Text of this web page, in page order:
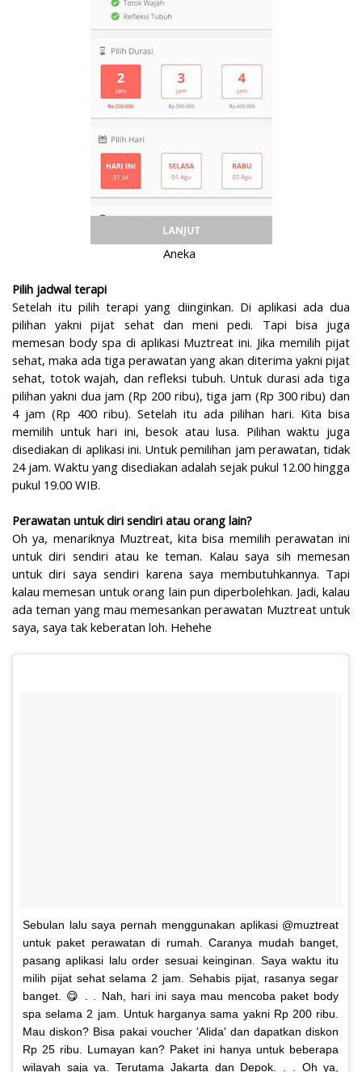
Aneka
Pilih jadwal terapi
Setelah itu pilih terapi yang diinginkan. Di aplikasi ada dua
pilihan yakni pijat sehat dan meni pedi. Tapi bisa juga
memesan body spa di aplikasi Muztreat ini. Jika memilih pijat
sehat, maka ada tiga perawatan yang akan diterima yakni pijat
sehat, totok wajah, dan refleksi tubuh. Untuk durasi ada tiga
pilihan yakni dua jam (Rp 200 ribu), tiga jam (Rp 300 ribu) dan
4 jam (Rp 400 ribu). Setelah itu ada pilihan hari. Kita bisa
memilih untuk hari ini, besok atau lusa. Pilihan waktu juga
disediakan di aplikasi ini. Untuk pemilihan jam perawatan, tidak
24 jam. Waktu yang disediakan adalah sejak pukul 12.00 hingga
pukul 19.00 WIB.
Perawatan untuk diri sendiri atau orang lain?
Oh ya, menariknya Muztreat, kita bisa memilih perawatan ini
untuk diri sendiri atau ke teman. Kalau saya sih memesan
untuk diri saya sendiri karena saya membutuhkannya. Tapi
kalau memesan untuk orang lain pun diperbolehkan. Jadi, kalau
ada teman yang mau memesankan perawatan Muztreat untuk
saya, saya tak keberatan loh. Hehehe
Sebulan lalu saya pernah menggunakan aplikasi @muztreat
untuk paket perawatan di rumah. Caranya mudah banget,
pasang aplikasi lalu order sesuai keinginan. Saya waktu itu
milih pijat sehat selama 2 jam. Sehabis pijat, rasanya segar
banget. 😋 . . Nah, hari ini saya mau mencoba paket body
spa selama 2 jam. Untuk harganya sama yakni Rp 200 ribu.
Mau diskon? Bisa pakai voucher 'Alida' dan dapatkan diskon
Rp 25 ribu. Lumayan kan? Paket ini hanya untuk beberapa
wilayah saja ya. Terutama Jakarta dan Depok. . . Oh ya,